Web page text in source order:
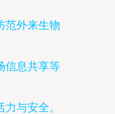
范外来生物
信息共享等
与安全。